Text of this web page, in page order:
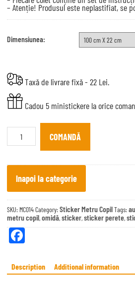
– Atenție! Produsul este neplastifiat, se
Dimensiunea:
Taxă de livrare fixă - 22 Lei.
Cadou 5 ministickere la orice
Sticker
Autocolant
quantity
COMANDĂ
Inapoi la categorie
SKU: MC014Category:Sticker Metru CopilTags:
metru copil,omidă,sticker,sticker perete,
Fa
bo
Description Additional information